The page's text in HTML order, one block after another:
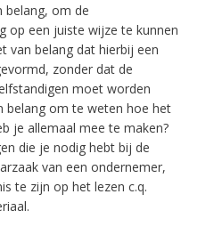
belang, om de
op een juiste wijze te kunnen
van belang dat hierbij een
zonder dat de
moet worden
belang om te weten hoe het
je allemaal mee te maken?
die je nodig hebt bij de
van een ondernemer,
te zijn op het lezen c.q.